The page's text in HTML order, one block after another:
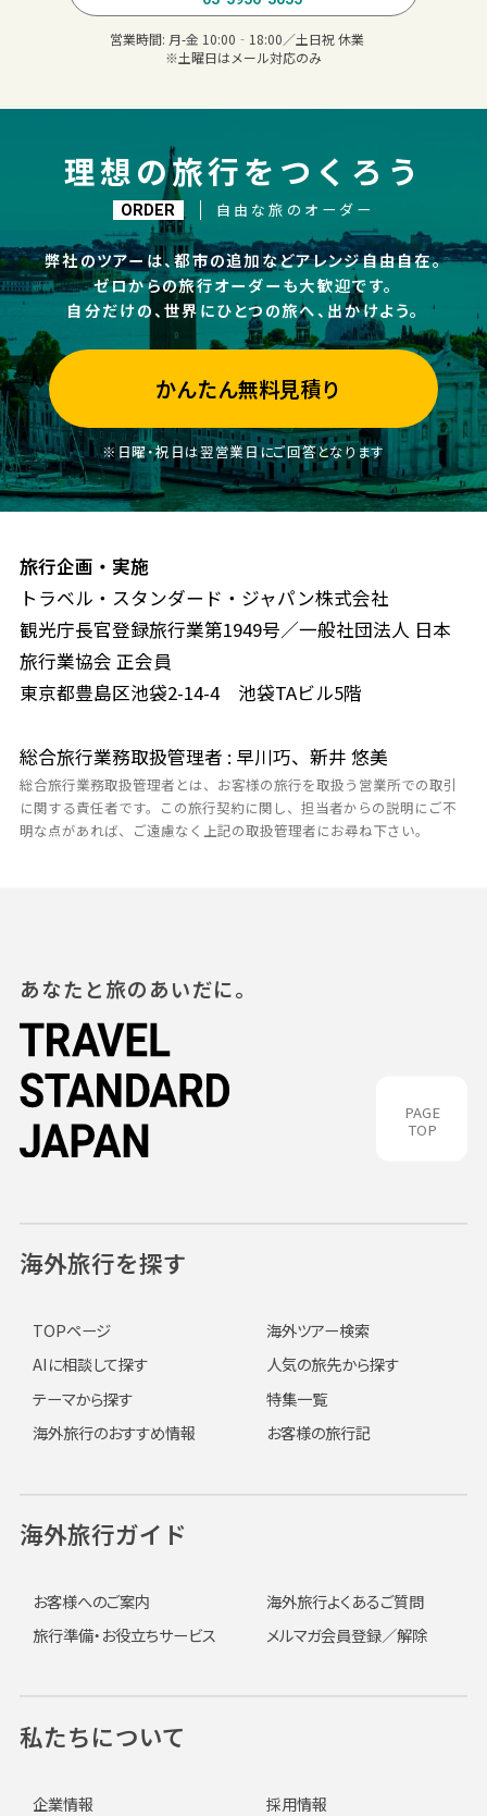
営業時間: 月-金 10:00‐18:00／土日祝 休業
※土曜日はメール対応のみ
理想の旅行をつくろう
ORDER 自由な旅のオーダー
弊社のツアーは、都市の追加などアレンジ自由自在。
ゼロからの旅行オーダーも大歓迎です。
自分だけの、世界にひとつの旅へ、出かけよう。
かんたん無料見積り
※日曜・祝日は翌営業日にご回答となります
旅行企画・実施
トラベル・スタンダード・ジャパン株式会社
観光庁長官登録旅行業第1949号／一般社団法人 日本
旅行業協会 正会員
東京都豊島区池袋2-14-4 池袋TAビル5階
総合旅行業務取扱管理者 : 早川巧、新井 悠美
総合旅行業務取扱管理者とは、お客様の旅行を取扱う営業所での取引
に関する責任者です。この旅行契約に関し、担当者からの説明にご不
明な点があれば、ご遠慮なく上記の取扱管理者にお尋ね下さい。
PAGE
TOP
あなたと旅のあいだに。
海外旅行を探す
TOPページ
海外ツアー検索
AIに相談して探す
人気の旅先から探す
テーマから探す
特集一覧
海外旅行のおすすめ情報
お客様の旅行記
海外旅行ガイド
お客様へのご案内
海外旅行よくあるご質問
旅行準備・お役立ちサービス
メルマガ会員登録／解除
私たちについて
企業情報 採用情報